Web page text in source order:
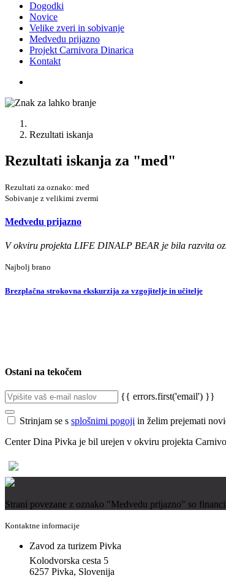
Dogodki
Novice
Velike zveri in sobivanje
Medvedu prijazno
Projekt Carnivora Dinarica
Kontakt
Rezultati iskanja
Rezultati iskanja za "med"
Rezultati za oznako: med
Sobivanje z velikimi zvermi
Medvedu prijazno
V okviru projekta LIFE DINALP BEAR je bila razvita
Najbolj brano
Brezplačna strokovna ekskurzija za vzgojitelje in učitelje
Ostani na tekočem
{{ errors.first('email') }}
Strinjam se s splošnimi pogoji in želim prejemati
Center Dina Pivka je bil urejen v okviru projekta
Strani povezane z oznako "Medvedu prijazno" so
Kontaktne informacije
Zavod za turizem Pivka
Kolodvorska cesta 5
6257 Pivka, Slovenija